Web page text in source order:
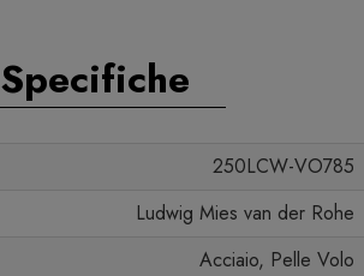
Specifiche
250LCW-VO785
Ludwig Mies van der Rohe
Acciaio, Pelle Volo